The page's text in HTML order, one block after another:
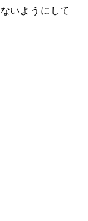
いようにして